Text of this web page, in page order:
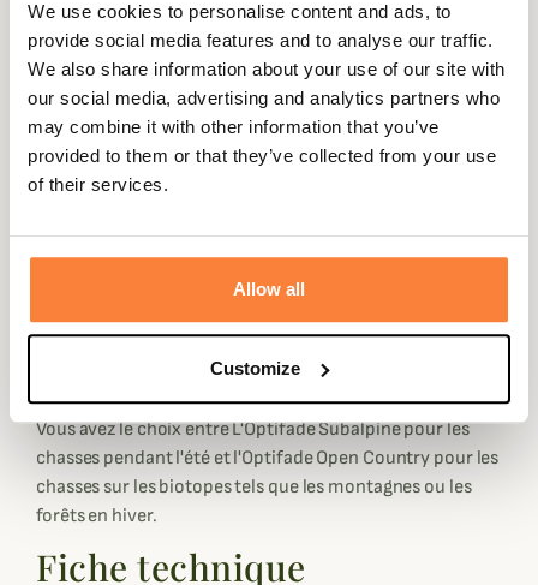
We use cookies to personalise content and ads, to
provide social media features and to analyse our traffic.
We also share information about your use of our site with
our social media, advertising and analytics partners who
may combine it with other information that you’ve
provided to them or that they’ve collected from your use
of their services.
Allow all
Customize
vêtement technique.
Ce T-Shirt Technique Core Lighweight Crew est
confectionné avec tissu en 100% Polyester ainsi le t-shirt
est confortable à porter car il est extensible et très léger,
ce tissu permet aussi un séchage rapide utile pendant un
effort physique comme une approche en montagne. Il est
transpiration.
de la technologie POLYGIENE qui permet au t-shirt de
neutraliser les odeurs provoquée par la transpiration. Ce
T-Shirt Sitka est disponible avec deux camouflages pour
Vous avez le choix entre L'Optifade Subalpine pour les
chasses pendant l'été et l'Optifade Open Country pour les
chasses sur les biotopes tels que les montagnes ou les
forêts en hiver.
Fiche technique